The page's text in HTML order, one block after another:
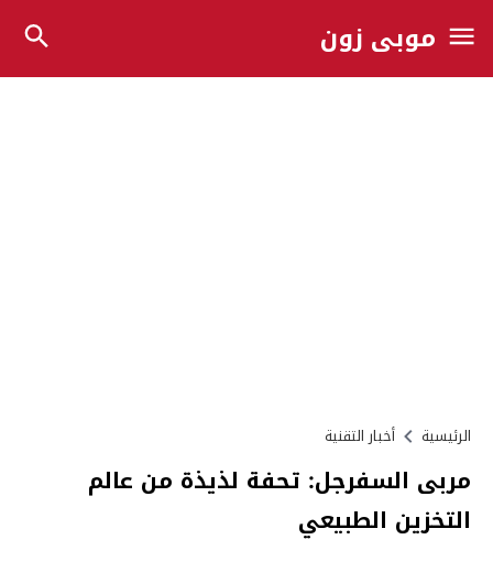
موبي زون
الرئيسية أخبار التقنية
مربى السفرجل: تحفة لذيذة من عالم
التخزين الطبيعي